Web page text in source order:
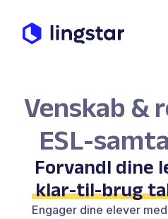
Venskab &
ESL-
Forvandl dine
klar-til-brug
Engager dine elever med